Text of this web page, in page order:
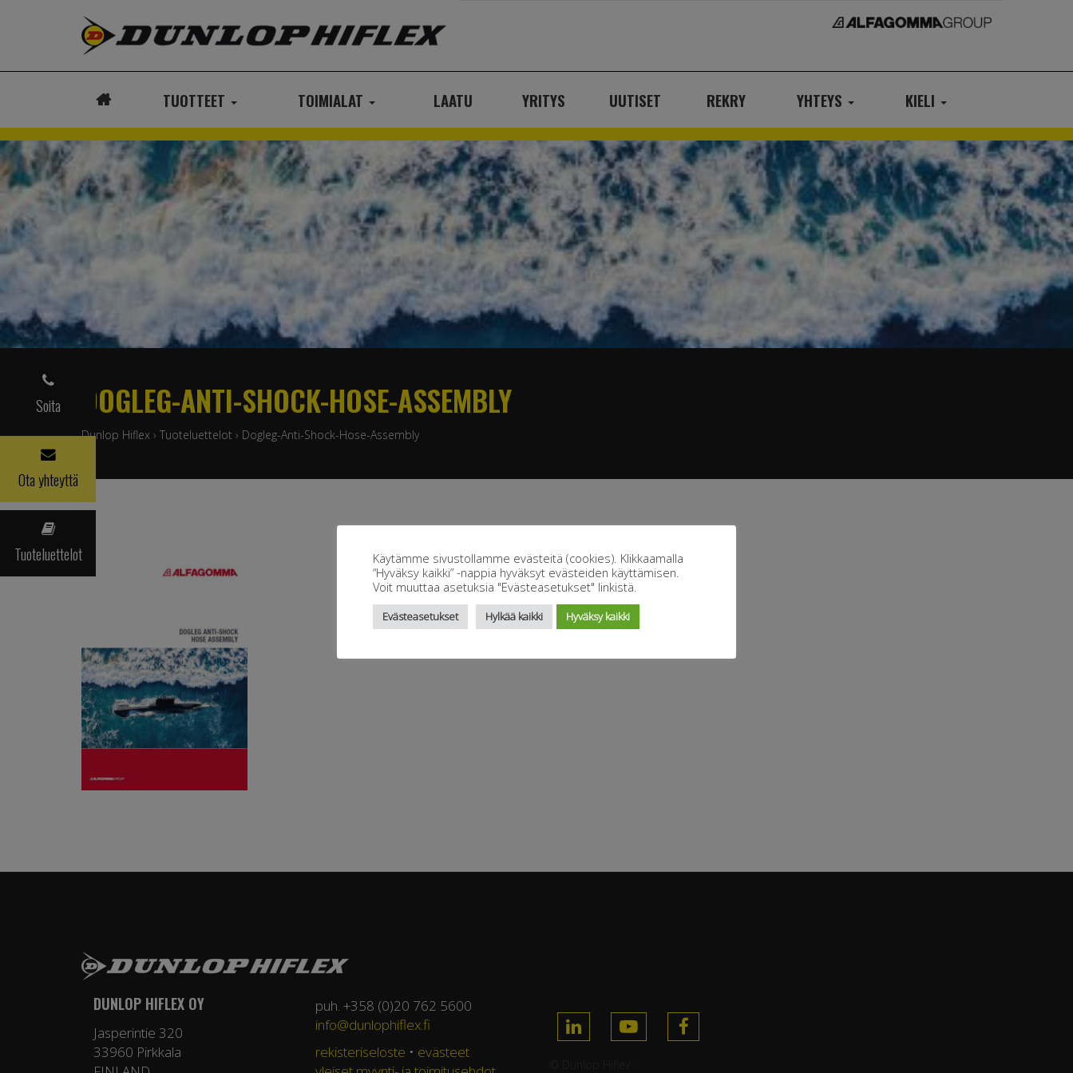
TUOTTEET TOIMIALAT LAATU YRITYS UUTISET REKRY YHTEYS KIELI
Soita
Ota yhteyttä
Tuoteluettelot
DOGLEG-ANTI-SHOCK-HOSE-ASSEMBLY
Dunlop Hiflex › Tuoteluettelot › Dogleg-Anti-Shock-Hose-Assembly
DUNLOP HIFLEX OY
Jasperintie 320
33960 Pirkkala
puh. +358 (0)20 762 5600
info@dunlophiflex.fi
rekisteriseloste • evästeet
Käytämme sivustollamme evästeitä (cookies). Klikkaamalla
“Hyväksy kaikki” -nappia hyväksyt evästeiden käyttämisen.
Voit muuttaa asetuksia "Evästeasetukset" linkistä.
Evästeasetukset Hylkää kaikki Hyväksy kaikki